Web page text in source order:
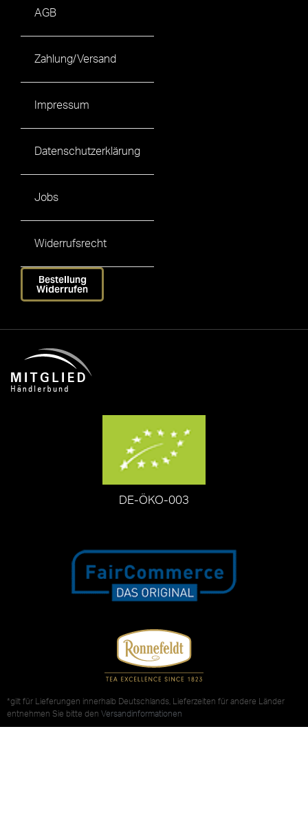
AGB
Zahlung/Versand
Impressum
Datenschutzerklärung
Jobs
Widerrufsrecht
Bestellung
Widerrufen
DE-ÖKO-003
*gilt für Lieferungen innerhalb Deutschlands, Lieferzeiten für andere Länder
entnehmen Sie bitte den Versandinformationen